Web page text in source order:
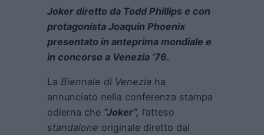
Joker diretto da Todd Phillips e con
protagonista Joaquin Phoenix
presentato in anteprima mondiale e
in concorso a Venezia ’76.
La Biennale di Venezia ha
annunciato nella conferenza stampa
odierna che “Joker”, l’atteso
standalone originale diretto dal